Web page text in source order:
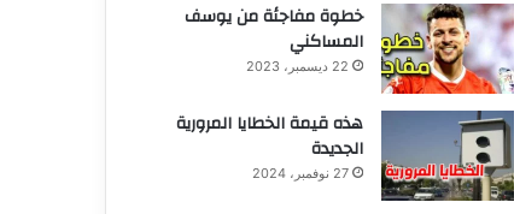
خطوة مفاجئة من يوسف
المساكني
22 ديسمبر، 2023
هذه قيمة الخطايا المرورية
الجديدة
27 نوفمبر، 2024